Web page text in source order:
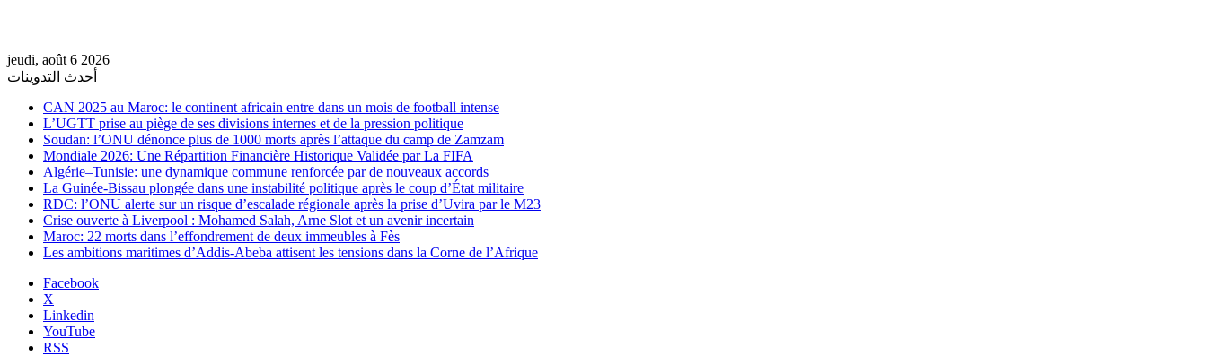
jeudi, août 6 2026
أحدث التدوينات
CAN 2025 au Maroc: le continent africain entre dans un mois de football intense
L’UGTT prise au piège de ses divisions internes et de la pression politique
Soudan: l’ONU dénonce plus de 1000 morts après l’attaque du camp de Zamzam
Mondiale 2026: Une Répartition Financière Historique Validée par La FIFA
Algérie–Tunisie: une dynamique commune renforcée par de nouveaux accords
La Guinée-Bissau plongée dans une instabilité politique après le coup d’État militaire
RDC: l’ONU alerte sur un risque d’escalade régionale après la prise d’Uvira par le M23
Crise ouverte à Liverpool : Mohamed Salah, Arne Slot et un avenir incertain
Maroc: 22 morts dans l’effondrement de deux immeubles à Fès
Les ambitions maritimes d’Addis-Abeba attisent les tensions dans la Corne de l’Afrique
Facebook
X
Linkedin
YouTube
RSS